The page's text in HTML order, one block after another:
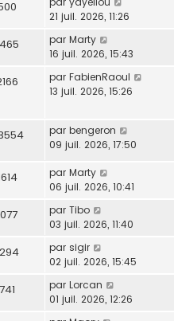
21 juil. 2026, 11:26
par Marty
16 juil. 2026, 15:43
par FabienRaoul
13 juil. 2026, 15:26
par bengeron
09 juil. 2026, 17:50
par Marty
06 juil. 2026, 10:41
par Tibo
03 juil. 2026, 11:40
par sigir
02 juil. 2026, 15:45
741 par Lorcan
01 juil. 2026, 12:26